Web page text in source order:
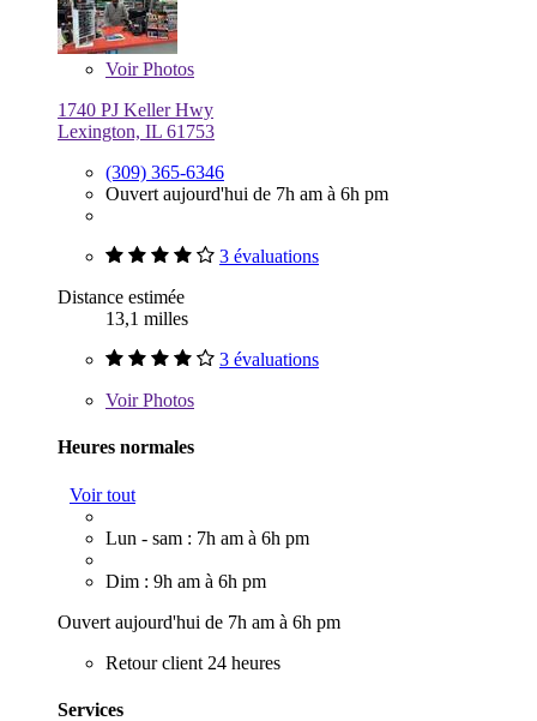
VoirPhotos
1740 PJ Keller Hwy
Lexington, IL 61753
(309) 365-6346
Ouvert aujourd'hui de 7h am à 6h pm
3 évaluations
Distance estimée
13,1 milles
3 évaluations
VoirPhotos
Heures normales
Voir tout
Lun - sam : 7h am à 6h pm
Dim : 9h am à 6h pm
Ouvert aujourd'hui de 7h am à 6h pm
Retour client 24 heures
Services